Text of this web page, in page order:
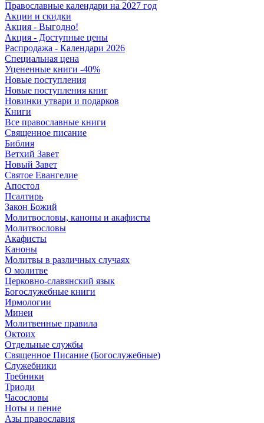
Православные календари на 2027 год
Акции и скидки
Акция - Выгодно!
Акция - Доступные цены
Распродажа - Календари 2026
Специальная цена
Уцененные книги -40%
Новые поступления
Новые поступления книг
Новинки утвари и подарков
Книги
Все православные книги
Священное писание
Библия
Ветхий Завет
Новый Завет
Святое Евангелие
Апостол
Псалтирь
Закон Божий
Молитвословы, каноны и акафисты
Молитвословы
Акафисты
Каноны
Молитвы в различных случаях
О молитве
Церковно-славянский язык
Богослужебные книги
Ирмологии
Минеи
Молитвенные правила
Октоих
Отдельные службы
Священное Писание (Богослужебные)
Служебники
Требники
Триоди
Часословы
Ноты и пение
Азы православия